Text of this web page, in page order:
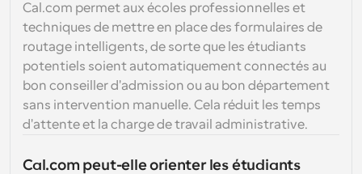
Cal.com permet aux écoles professionnelles et
techniques de mettre en place des formulaires de
routage intelligents, de sorte que les étudiants
potentiels soient automatiquement connectés au
bon conseiller d'admission ou au bon département
sans intervention manuelle. Cela réduit les temps
d'attente et la charge de travail administrative.
Cal.com peut-elle orienter les étudiants